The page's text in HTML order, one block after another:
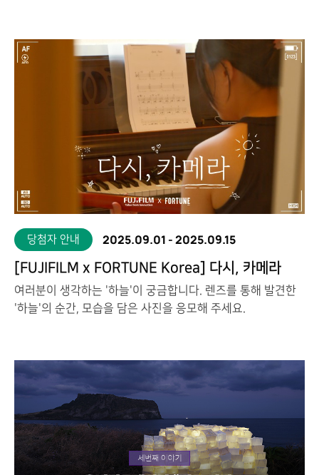
당첨자 안내 2025.09.01 -2025.09.15
[FUJIFILM x FORTUNE Korea] 다시, 카메라
여러분이 생각하는 '하늘'이 궁금합니다. 렌즈를 통해 발견한
'하늘'의 순간, 모습을 담은 사진을 응모해 주세요.